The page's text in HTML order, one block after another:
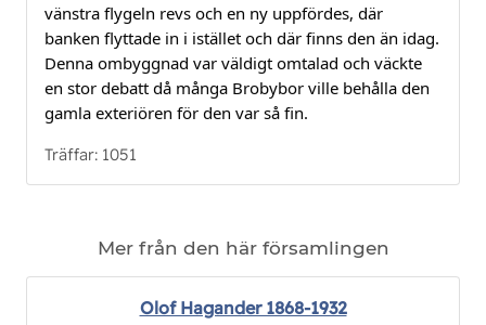
vänstra flygeln revs och en ny uppfördes, där
banken flyttade in i istället och där finns den än idag.
Denna ombyggnad var väldigt omtalad och väckte
en stor debatt då många Brobybor ville behålla den
gamla exteriören för den var så fin.
Träffar: 1051
Mer från den här församlingen
Olof Hagander 1868-1932